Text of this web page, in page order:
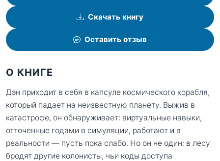
Скачать книгу
Оставить отзыв
О КНИГЕ
Дэн приходит в себя в капсуле космического корабля,
который падает на неизвестную планету. Выжив в
катастрофе, он обнаруживает: виртуальные навыки,
отточенные годами в симуляции, работают и в
реальности — пусть пока слабо. Но он не один: в лесу
бродят другие колонисты, чьи коды доступа